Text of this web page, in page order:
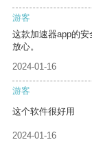
游客
这款加速器app的
放心。
2024-01-16
游客
这个软件很好用
2024-01-16